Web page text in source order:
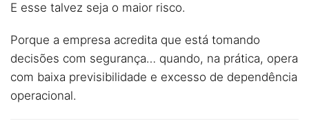
E esse talvez seja o maior risco.
Porque a empresa acredita que está tomando
decisões com segurança… quando, na prática, opera
com baixa previsibilidade e excesso de dependência
operacional.